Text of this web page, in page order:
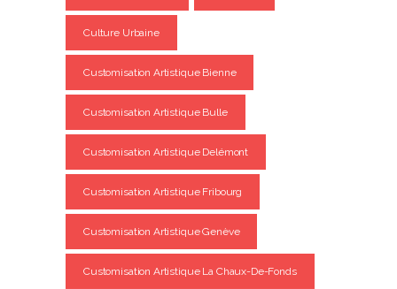
Culture Urbaine
Customisation Artistique Bienne
Customisation Artistique Bulle
Customisation Artistique Delémont
Customisation Artistique Fribourg
Customisation Artistique Genève
Customisation Artistique La Chaux-De-Fonds